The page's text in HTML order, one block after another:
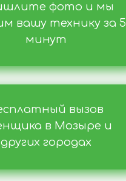
вызов
в Мозыре и
других городах
фото и мы
вашу технику за 5
минут